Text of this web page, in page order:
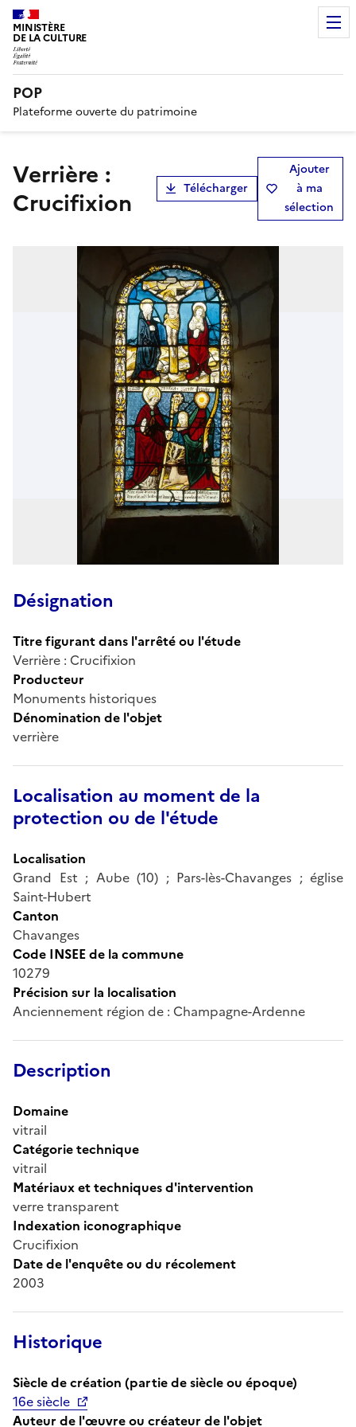
MINISTÈRE
DE LA CULTURE
POP
Plateforme ouverte du patrimoine
Verrière :
Crucifixion
Télécharger
Ajouter
à ma
sélection
Désignation
Titre figurant dans l'arrêté ou l'étude
Verrière : Crucifixion
Producteur
Monuments historiques
Dénomination de l'objet
verrière
Localisation au moment de la
protection ou de l'étude
Localisation
Grand Est ; Aube (10) ; Pars-lès-Chavanges ; église
Saint-Hubert
Canton
Chavanges
Code INSEE de la commune
10279
Précision sur la localisation
Anciennement région de : Champagne-Ardenne
Description
Domaine
vitrail
Catégorie technique
vitrail
Matériaux et techniques d'intervention
verre transparent
Indexation iconographique
Crucifixion
Date de l'enquête ou du récolement
2003
Historique
Siècle de création (partie de siècle ou époque)
16e siècle
Auteur de l'œuvre ou créateur de l'objet